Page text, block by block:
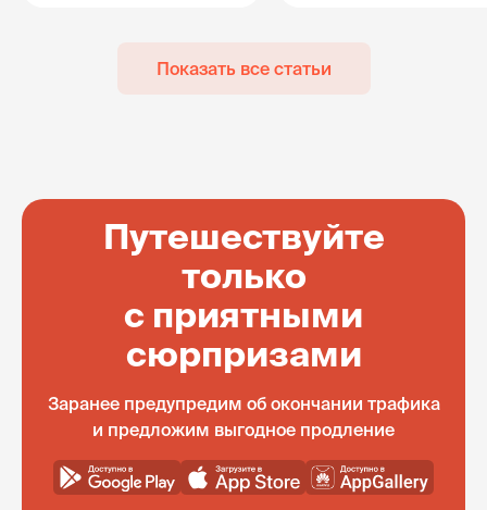
Показать все статьи
Путешествуйте
только
с приятными
сюрпризами
Заранее предупредим об окончании трафика
и предложим выгодное продление